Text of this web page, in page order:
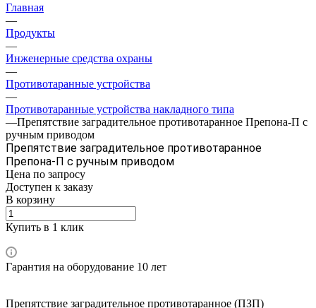
Главная
—
Продукты
—
Инженерные средства охраны
—
Противотаранные устройства
—
Противотаранные устройства накладного типа
—Препятствие заградительное противотаранное Препона-П с
ручным приводом
Препятствие заградительное противотаранное
Препона-П с ручным приводом
Цена по запросу
Доступен к заказу
В корзину
Купить в 1 клик
Гарантия на оборудование 10 лет
Препятствие заградительное противотаранное (ПЗП)